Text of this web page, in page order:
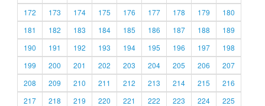
172
173 174 175 176 177 178 179
180
181
182 183 184 185 186 187 188
189
190
191 192 193 194 195 196 197
198
199
200 201 202 203 204 205 206
207
208
209 210 211 212 213 214 215
216
217
218 219 220 221 222 223 224
225